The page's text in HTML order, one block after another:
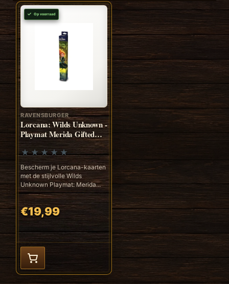
Op voorraad
RAVENSBURGER
Lorcana: Wilds Unknown -
Playmat Merida Gifted
Archer
Bescherm je Lorcana-kaarten
met de stijlvolle Wilds
Unknown Playmat: Merida...
€19,99